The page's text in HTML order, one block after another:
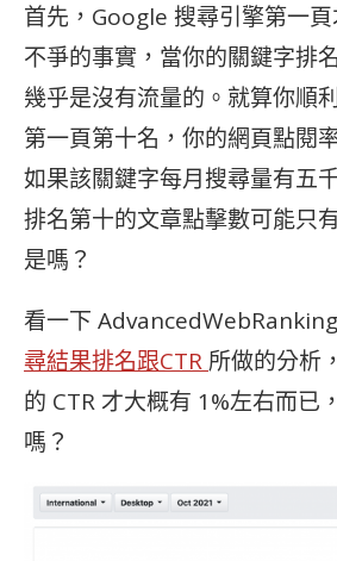
首先，Google 搜尋引擎第一
不爭的事實，當你的關鍵字排
幾乎是沒有流量的。就算你順
第一頁第十名，你的網頁點閱
如果該關鍵字每月搜尋量有五
排名第十的文章點擊數可能只
是嗎？
看一下
尋結果排名跟CTR 所做的分析
的 CTR 才大概有 1%左右而已
嗎？